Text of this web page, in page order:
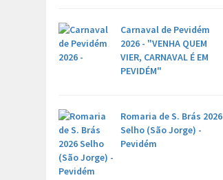
Carnaval de Pevidém
2026 - "VENHA QUEM
VIER, CARNAVAL É EM
PEVIDÉM"
Romaria de S. Brás 2026
Selho (São Jorge) -
Pevidém